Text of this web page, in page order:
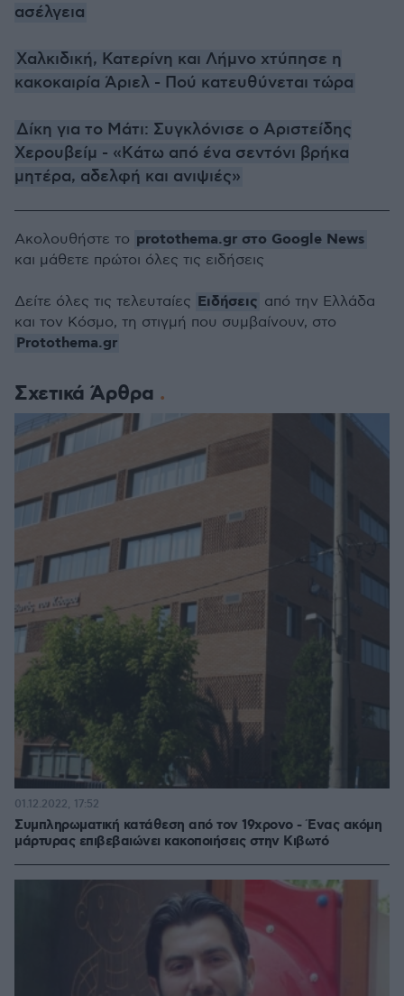
ασέλγεια
Χαλκιδική, Κατερίνη και Λήμνο χτύπησε η
κακοκαιρία Άριελ - Πού κατευθύνεται τώρα
Δίκη για το Μάτι: Συγκλόνισε ο Αριστείδης
Χερουβείμ - «Kάτω από ένα σεντόνι βρήκα
μητέρα, αδελφή και ανιψιές»
Σχετικά Άρθρα
Συμπληρωματική κατάθεση από τον 19χρονο - Ένας ακόμη
μάρτυρας επιβεβαιώνει κακοποιήσεις στην Κιβωτό
01.12.2022, 17:52
Ακολουθήστε το protothema.gr στο Google News
και μάθετε πρώτοι όλες τις ειδήσεις
Δείτε όλες τις τελευταίες Ειδήσεις από την Ελλάδα
και τον Κόσμο, τη στιγμή που συμβαίνουν, στο
Protothema.gr